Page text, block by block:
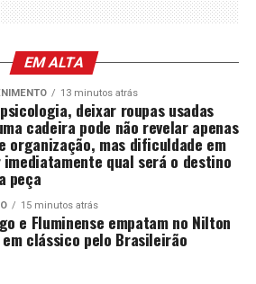
EM ALTA
13 minutos atrás
deixar roupas usadas
cadeira pode não revelar apenas
organização, mas dificuldade em
qual será o destino
peça
15 minutos atrás
e Fluminense empatam no Nilton
em clássico pelo Brasileirão